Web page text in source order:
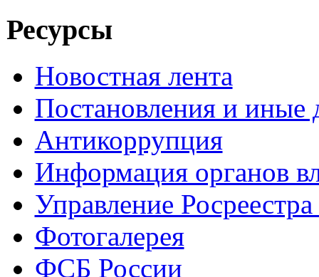
Ресурсы
Новостная лента
Постановления и иные
Антикоррупция
Информация органов
Управление
Фотогалерея
ФСБ России